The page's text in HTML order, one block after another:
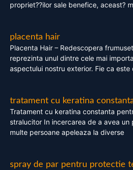
propriet??ilor sale benefice, aceast?
placenta hair
Placenta Hair – Redescopera
reprezinta unul dintre cele mai
aspectului nostru exterior. Fie ca
tratament cu keratina
Tratament cu keratina constanta
stralucitor In incercarea de a avea un
multe persoane apeleaza la diverse
spray de par pentru protectie